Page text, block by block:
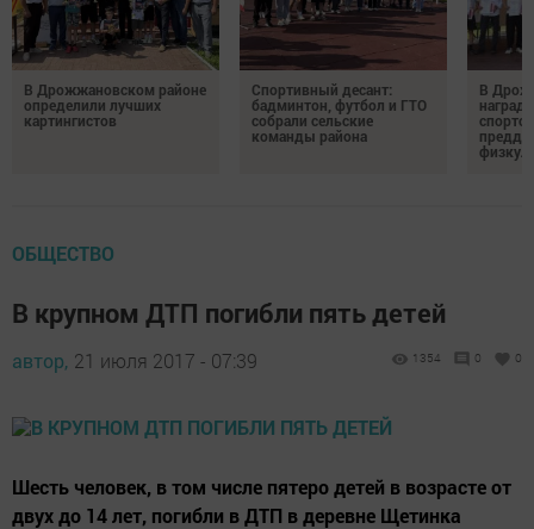
В Дрожжановском районе
определили лучших
картингистов
Спортивный десант:
бадминтон, футбол и ГТО
собрали сельские
команды района
В
ОБЩЕСТВО
В крупном ДТП погибли пять детей
автор, 21 июля 2017 - 07:39 1354 0 0
Шесть человек, в том числе пятеро детей в возрасте от
двух до 14 лет, погибли в ДТП в деревне Щетинка